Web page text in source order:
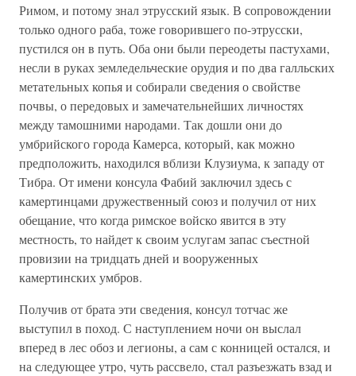
Римом, и потому знал этрусский язык. В сопровождении
только одного раба, тоже говорившего по-этрусски,
пустился он в путь. Оба они были переодеты пастухами,
несли в руках земледельческие орудия и по два галльских
метательных копья и собирали сведения о свойстве
почвы, о передовых и замечательнейших личностях
между тамошними народами. Так дошли они до
умбрийского города Камерса, который, как можно
предположить, находился вблизи Клузиума, к западу от
Тибра. От имени консула Фабий заключил здесь с
камертинцами дружественный союз и получил от них
обещание, что когда римское войско явится в эту
местность, то найдет к своим услугам запас съестной
провизии на тридцать дней и вооруженных
камертинских умбров.
Получив от брата эти сведения, консул тотчас же
выступил в поход. С наступлением ночи он выслал
вперед в лес обоз и легионы, а сам с конницей остался, и
на следующее утро, чуть рассвело, стал разъезжать взад и